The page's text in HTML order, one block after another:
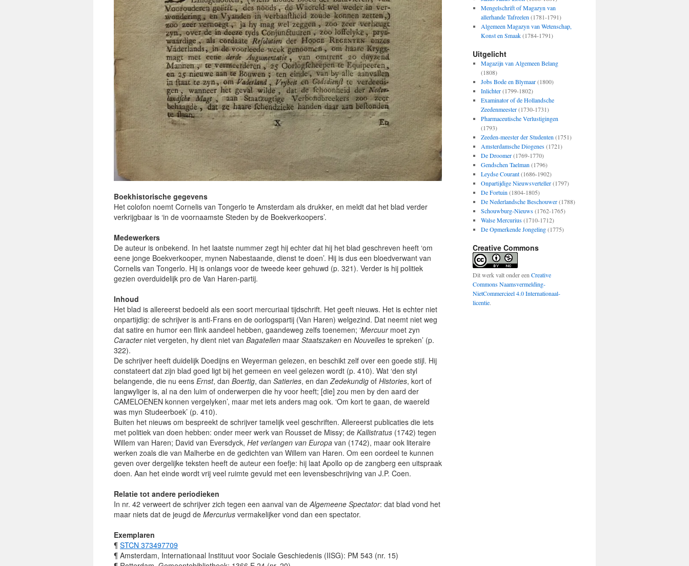
Boekhistorische gegevens
Het colofon noemt Cornelis van Tongerlo te Amsterdam als drukker, en meldt dat het blad verder
verkrijgbaar is ‘in de voornaamste Steden by de Boekverkoopers’.
Medewerkers
De auteur is onbekend. In het laatste nummer zegt hij echter dat hij het blad geschreven heeft ‘om
eene jonge Boekverkooper, mynen Nabestaande, dienst te doen’. Hij is dus een bloedverwant van
Cornelis van Tongerlo. Hij is onlangs voor de tweede keer gehuwd (p. 321). Verder is hij politiek
gezien overduidelijk pro de Van Haren-partij.
Inhoud
Het blad is allereerst bedoeld als een soort mercuriaal tijdschrift. Het geeft nieuws. Het is echter niet
onpartijdig: de schrijver is anti-Frans en de oorlogspartij (Van Haren) welgezind. Dat neemt niet weg
dat satire en humor een flink aandeel hebben, gaandeweg zelfs toenemen; ‘Mercuurmoet zyn
Caracterniet vergeten, hy dient niet van Bagatellen maar Staatszaken en Nouvelles te spreken’ (p.
322).
De schrijver heeft duidelijk Doedijns en Weyerman gelezen, en beschikt zelf over een goede stijl. Hij
constateert dat zijn blad goed ligt bij het gemeen en veel gelezen wordt (p. 410). Wat ‘den styl
belangende, die nu eens Ernst, dan Boertig, dan Satieries, en danZedekundig of Histories, kort of
langwyliger is, al na den luim of onderwerpen die hy voor heeft; [die] zou men by den aard der
CAMELOENEN konnen vergelyken’, maar met iets anders mag ook. ‘Om kort te gaan, de waereld
was myn Studeerboek’ (p. 410).
Buiten het nieuws om bespreekt de schrijver tamelijk veel geschriften. Allereerst publicaties die iets
met politiek van doen hebben: onder meer werk van Rousset de Missy; de Kallistratus (1742) tegen
Willem van Haren; David van Eversdyck, Het verlangen van Europa van (1742), maar ook literaire
werken zoals die van Malherbe en de gedichten van Willem van Haren. Om een oordeel te kunnen
geven over dergelijke teksten heeft de auteur een foefje: hij laat Apollo op de zangberg een uitspraak
doen. Aan het einde wordt vrij veel ruimte gevuld met een levensbeschrijving van J.P. Coen.
Relatie tot andere periodieken
In nr. 42 verweert de schrijver zich tegen een aanval van deAlgemeene Spectator: dat blad vond het
maar niets dat de jeugd de Mercurius vermakelijker vond dan een spectator.
Exemplaren
¶ STCN 373497709
¶ Amsterdam, Internationaal Instituut voor Sociale Geschiedenis (IISG): PM 543 (nr. 15)
Mengelschrift of Magazyn van
allerhande Tafreelen (1781-1791)
Algemeen Magazyn van Wetenschap,
Konst en Smaak(1784-1791)
Uitgelicht
Magazijn van Algemeen Belang
(1808)
Jobs Bode en Blymaar(1800)
Inlichter(1799-1802)
Examinator of de Hollandsche
Zeedenmeester(1730-1731)
Pharmaceutische Verlustigingen
(1793)
Zeeden-meester der Studenten (1751)
Amsterdamsche Diogenes(1721)
De Droomer(1769-1770)
Gendschen Taelman (1796)
Leydse Courant(1686-1902)
Onpartijdige Nieuwsverteller(1797)
De Fortuin (1804-1805)
De Nederlandsche Beschouwer(1788)
Schouwburg-Nieuws(1762-1765)
Walse Mercurius(1710-1712)
De Opmerkende Jongeling(1775)
Creative Commons
Dit werk valt onder een Creative
Commons Naamsvermelding-
NietCommercieel 4.0 Internationaal-
licentie.